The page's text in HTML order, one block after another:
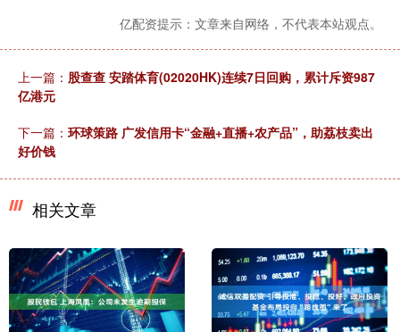
亿配资提示：文章来自网络，不代表本站观点。
上一篇： 股查查 安踏体育(02020HK)连续7日回购，累计斥资987
亿港元
下一篇： 环球策路 广发信用卡“金融+直播+农产品”，助荔枝卖出
好价钱
相关文章